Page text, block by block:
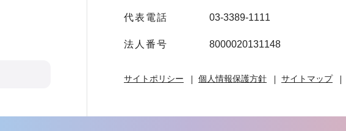
代表電話 03-3389-1111
法人番号 8000020131148
サイトポリシー 個人情報保護方針 サイトマップ